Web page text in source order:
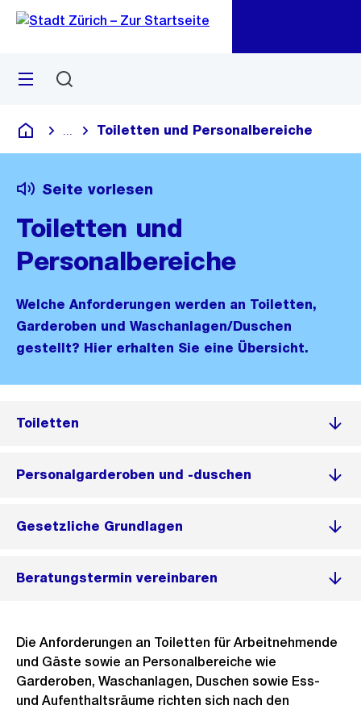
Navigation
Sprunglink
Menü
Deutsch
Blende alle Breadcrumbs ein
Toiletten und Personalbereiche
Seite vorlesen
Toiletten und
Personalbereiche
Welche Anforderungen werden an Toiletten,
Garderoben und Waschanlagen/Duschen
gestellt? Hier erhalten Sie eine Übersicht.
Toiletten
Personalgarderoben und -duschen
Gesetzliche Grundlagen
Beratungstermin vereinbaren
Die Anforderungen an Toiletten für Arbeitnehmende
und Gäste sowie an Personalbereiche wie
Garderoben, Waschanlagen, Duschen sowie Ess-
und Aufenthaltsräume richten sich nach den